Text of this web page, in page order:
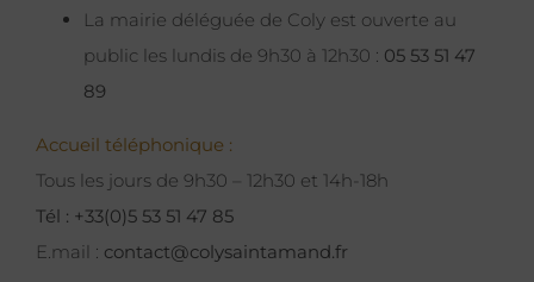
La mairie déléguée de Coly est ouverte au
public les lundis de 9h30 à 12h30 : 05 53 51 47
89
Accueil téléphonique :
Tous les jours de 9h30 – 12h30 et 14h-18h
Tél : +33(0)5 53 51 47 85
E.mail : contact@colysaintamand.fr